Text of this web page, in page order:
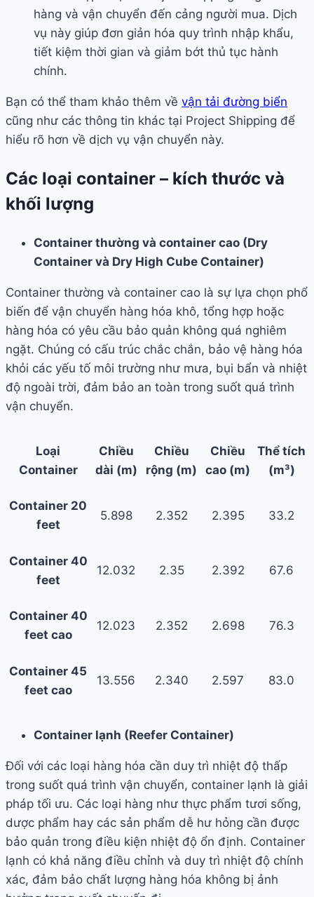
hàng và vận chuyển đến cảng người mua. Dịch
vụ này giúp đơn giản hóa quy trình nhập khẩu,
tiết kiệm thời gian và giảm bớt thủ tục hành
chính.
Bạn có thể tham khảo thêm về vận tải đường biển
cũng như các thông tin khác tại Project Shipping để
hiểu rõ hơn về dịch vụ vận chuyển này.
Các loại container – kích thước và
khối lượng
Container thường và container cao (Dry
Container và Dry High Cube Container)
Container thường và container cao là sự lựa chọn phổ
biến để vận chuyển hàng hóa khô, tổng hợp hoặc
hàng hóa có yêu cầu bảo quản không quá nghiêm
ngặt. Chúng có cấu trúc chắc chắn, bảo vệ hàng hóa
khỏi các yếu tố môi trường như mưa, bụi bẩn và nhiệt
độ ngoài trời, đảm bảo an toàn trong suốt quá trình
vận chuyển.
Loại
Container
Chiều
dài (m)
Chiều
rộng (m)
Chiều
cao (m)
Thể tích
(m³)
Container 20
feet
5.898 2.352 2.395 33.2
Container 40
feet
12.032 2.35 2.392 67.6
Container 40
feet cao
12.023 2.352 2.698 76.3
Container 45
feet cao
13.556 2.340 2.597 83.0
Container lạnh (Reefer Container)
Đối với các loại hàng hóa cần duy trì nhiệt độ thấp
trong suốt quá trình vận chuyển, container lạnh là giải
pháp tối ưu. Các loại hàng như thực phẩm tươi sống,
dược phẩm hay các sản phẩm dễ hư hỏng cần được
bảo quản trong điều kiện nhiệt độ ổn định. Container
lạnh có khả năng điều chỉnh và duy trì nhiệt độ chính
xác, đảm bảo chất lượng hàng hóa không bị ảnh